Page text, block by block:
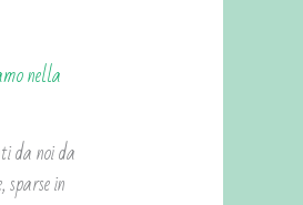
nella
da noi da
in